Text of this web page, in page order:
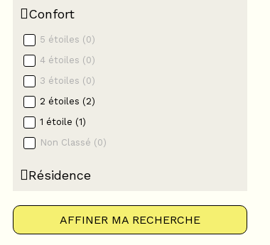
Confort
5 étoiles (0)
4 étoiles (0)
3 étoiles (0)
2 étoiles (2)
1 étoile (1)
Non Classé (0)
Résidence
AFFINER MA RECHERCHE